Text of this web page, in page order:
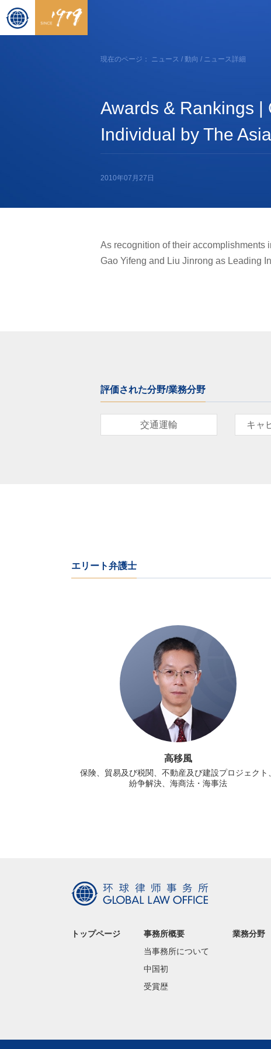
現在のページ： ニュース / 動向 / ニュース詳細
Awards & Rankings |
Individual by The Asia
2010年07月27日
As recognition of their accomplishments
Gao Yifeng and Liu Jinrong as Leading
評価された分野/業務分野
交通運輸 キャ
エリート弁護士
高移風
保険、貿易及び税関、不動産及び建設プロジェクト
紛争解決、海商法・海事法
トップページ
事務所概要
当事務所について
中国初
受賞歴
業務分野